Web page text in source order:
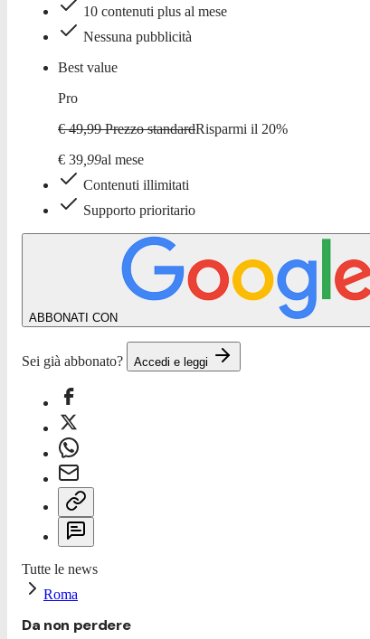
10 contenuti plus al mese
Nessuna pubblicità
Best value
Pro
€ 49,99 Prezzo standardRisparmi il 20%
€ 39,99al mese
Contenuti illimitati
Supporto prioritario
ABBONATI CON
Sei già abbonato? Accedi e leggi
Tutte le news
Roma
Da non perdere